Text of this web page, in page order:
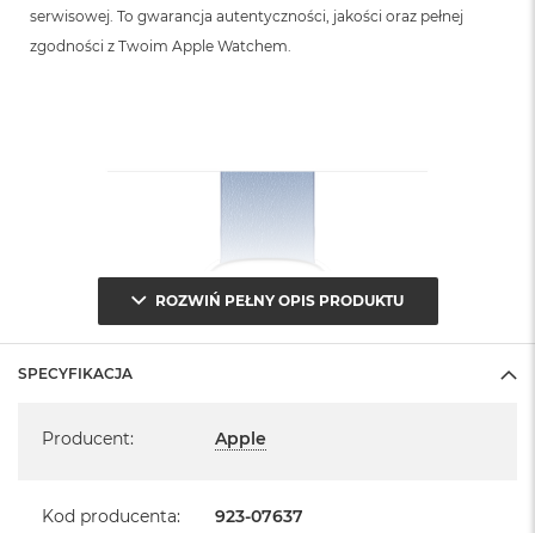
serwisowej. To gwarancja autentyczności, jakości oraz pełnej
zgodności z Twoim Apple Watchem.
ROZWIŃ PEŁNY OPIS PRODUKTU
SPECYFIKACJA
Producent: Apple
Kod producenta: 923-07637